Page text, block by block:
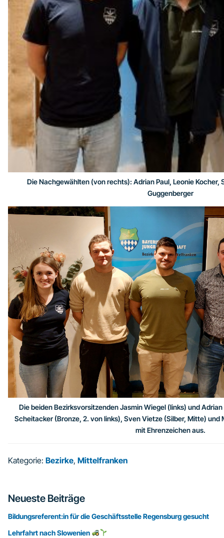
Die Nachgewählten (von rechts): Adrian Paul, Leonie Kocher,
Guggenberger
Die beiden Bezirksvorsitzenden Jasmin Wiegel (links) und
Scheitacker (Bronze, 2. von links), Sven Vietze (Silber, Mitte) und
mit Ehrenzeichen aus.
Kategorie: Bezirke, Mittelfranken
Seitenspalte
Neueste Beiträge
Bildungsreferent:in für die Geschäftsstelle Regensburg gesucht
Lehrfahrt nach Slowenien